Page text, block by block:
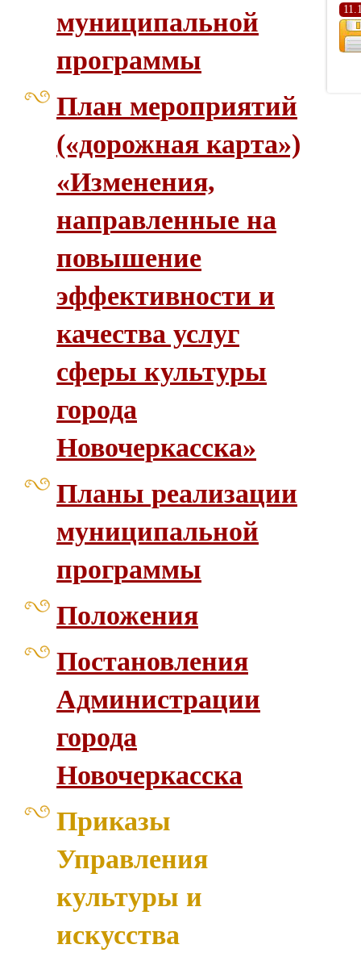
муниципальной
программы
План мероприятий
(«дорожная карта»)
«Изменения,
направленные на
повышение
эффективности и
качества услуг
сферы культуры
города
Новочеркасска»
Планы реализации
муниципальной
программы
Положения
Постановления
Администрации
города
Новочеркасска
Приказы
Управления
культуры и
искусства